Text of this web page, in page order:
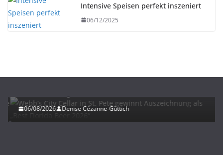
Intensive Speisen perfekt inszeniert
06/12/2025
06/08/2026 Denise Cézanne-Güttich